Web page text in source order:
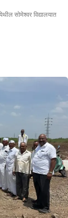
सोमेश्वर विद्यालयात